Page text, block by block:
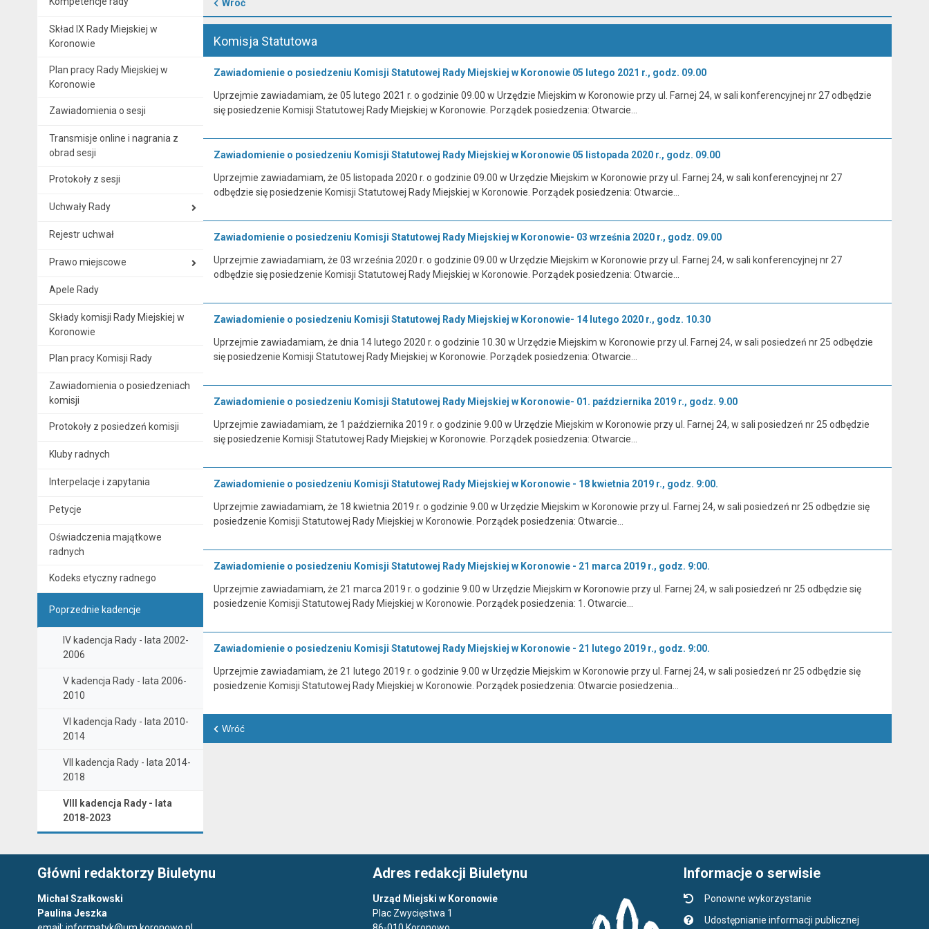
Skład IX Rady Miejskiej w
Koronowie
Plan pracy Rady Miejskiej w
Koronowie
Zawiadomienia o sesji
Transmisje online i nagrania z
obrad sesji
Protokoły z sesji
Uchwały Rady
Rejestr uchwał
Prawo miejscowe
Apele Rady
Składy komisji Rady Miejskiej w
Koronowie
Plan pracy Komisji Rady
Zawiadomienia o posiedzeniach
komisji
Protokoły z posiedzeń komisji
Kluby radnych
Interpelacje i zapytania
Petycje
Oświadczenia majątkowe
radnych
Kodeks etyczny radnego
Poprzednie kadencje
IV kadencja Rady - lata 2002-
2006
V kadencja Rady - lata 2006-
2010
VI kadencja Rady - lata 2010-
2014
VII kadencja Rady - lata 2014-
2018
VIII kadencja Rady - lata
2018-2023
Wróć
Komisja Statutowa
Zawiadomienie o posiedzeniu Komisji Statutowej Rady Miejskiej w Koronowie 05 lutego 2021 r., godz. 09.00
Uprzejmie zawiadamiam, że 05 lutego 2021 r. o godzinie 09.00 w Urzędzie Miejskim w Koronowie przy ul. Farnej 24, w sali konferencyjnej nr 27 odbędzie
się posiedzenie Komisji Statutowej Rady Miejskiej w Koronowie. Porządek posiedzenia: Otwarcie…
Zawiadomienie o posiedzeniu Komisji Statutowej Rady Miejskiej w Koronowie 05 listopada 2020 r., godz. 09.00
Uprzejmie zawiadamiam, że 05 listopada 2020 r. o godzinie 09.00 w Urzędzie Miejskim w Koronowie przy ul. Farnej 24, w sali konferencyjnej nr 27
odbędzie się posiedzenie Komisji Statutowej Rady Miejskiej w Koronowie. Porządek posiedzenia: Otwarcie…
Zawiadomienie o posiedzeniu Komisji Statutowej Rady Miejskiej w Koronowie- 03 września 2020 r., godz. 09.00
Uprzejmie zawiadamiam, że 03 września 2020 r. o godzinie 09.00 w Urzędzie Miejskim w Koronowie przy ul. Farnej 24, w sali konferencyjnej nr 27
odbędzie się posiedzenie Komisji Statutowej Rady Miejskiej w Koronowie. Porządek posiedzenia: Otwarcie…
Zawiadomienie o posiedzeniu Komisji Statutowej Rady Miejskiej w Koronowie- 14 lutego 2020 r., godz. 10.30
Uprzejmie zawiadamiam, że dnia 14 lutego 2020 r. o godzinie 10.30 w Urzędzie Miejskim w Koronowie przy ul. Farnej 24, w sali posiedzeń nr 25 odbędzie
się posiedzenie Komisji Statutowej Rady Miejskiej w Koronowie. Porządek posiedzenia: Otwarcie…
Zawiadomienie o posiedzeniu Komisji Statutowej Rady Miejskiej w Koronowie- 01. października 2019 r., godz. 9.00
Uprzejmie zawiadamiam, że 1 października 2019 r. o godzinie 9.00 w Urzędzie Miejskim w Koronowie przy ul. Farnej 24, w sali posiedzeń nr 25 odbędzie
się posiedzenie Komisji Statutowej Rady Miejskiej w Koronowie. Porządek posiedzenia: Otwarcie…
Zawiadomienie o posiedzeniu Komisji Statutowej Rady Miejskiej w Koronowie - 18 kwietnia 2019 r., godz. 9:00.
Uprzejmie zawiadamiam, że 18 kwietnia 2019 r. o godzinie 9.00 w Urzędzie Miejskim w Koronowie przy ul. Farnej 24, w sali posiedzeń nr 25 odbędzie się
posiedzenie Komisji Statutowej Rady Miejskiej w Koronowie. Porządek posiedzenia: Otwarcie…
Zawiadomienie o posiedzeniu Komisji Statutowej Rady Miejskiej w Koronowie - 21 marca 2019 r., godz. 9:00.
Uprzejmie zawiadamiam, że 21 marca 2019 r. o godzinie 9.00 w Urzędzie Miejskim w Koronowie przy ul. Farnej 24, w sali posiedzeń nr 25 odbędzie się
posiedzenie Komisji Statutowej Rady Miejskiej w Koronowie. Porządek posiedzenia: 1. Otwarcie…
Zawiadomienie o posiedzeniu Komisji Statutowej Rady Miejskiej w Koronowie - 21 lutego 2019 r., godz. 9:00.
Uprzejmie zawiadamiam, że 21 lutego 2019 r. o godzinie 9.00 w Urzędzie Miejskim w Koronowie przy ul. Farnej 24, w sali posiedzeń nr 25 odbędzie się
posiedzenie Komisji Statutowej Rady Miejskiej w Koronowie. Porządek posiedzenia: Otwarcie posiedzenia…
Wróć
Główni redaktorzy Biuletynu
Michał Szałkowski
Paulina Jeszka
Adres redakcji Biuletynu
Urząd Miejski w Koronowie
Plac Zwycięstwa 1
Informacje o serwisie
Ponowne wykorzystanie
Udostępnianie informacji publicznej